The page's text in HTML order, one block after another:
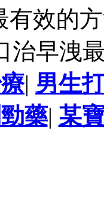
有效的
治早洩
| 男生
藥| 某